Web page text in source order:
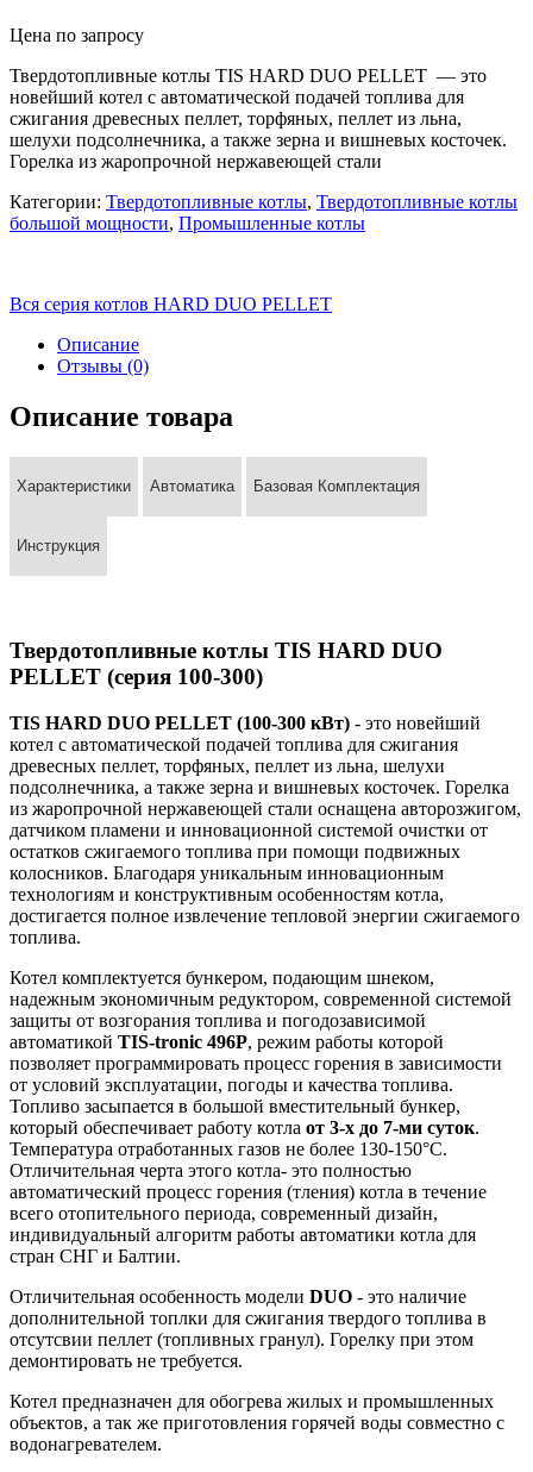
Цена по запросу
Твердотопливные котлы TIS HARD DUO PELLET — это
новейший котел с автоматической подачей топлива для
сжигания древесных пеллет, торфяных, пеллет из льна,
шелухи подсолнечника, а также зерна и вишневых косточек.
Горелка из жаропрочной нержавеющей стали
Категории: Твердотопливные котлы, Твердотопливные котлы
большой мощности, Промышленные котлы
Вся серия котлов HARD DUO PELLET
Описание
Отзывы (0)
Описание товара
Характеристики Автоматика Базовая Комплектация
Инструкция
Твердотопливные котлы TIS HARD DUO
PELLET (серия 100-300)
TIS HARD DUO PELLET (100-300 кВт) - это новейший
котел с автоматической подачей топлива для сжигания
древесных пеллет, торфяных, пеллет из льна, шелухи
подсолнечника, а также зерна и вишневых косточек. Горелка
из жаропрочной нержавеющей стали оснащена авторозжигом,
датчиком пламени и инновационной системой очистки от
остатков сжигаемого топлива при помощи подвижных
колосников. Благодаря уникальным инновационным
технологиям и конструктивным особенностям котла,
достигается полное извлечение тепловой энергии сжигаемого
топлива.
Котел комплектуется бункером, подающим шнеком,
надежным экономичным редуктором, современной системой
защиты от возгорания топлива и погодозависимой
автоматикой TIS-tronic 496P, режим работы которой
позволяет программировать процесс горения в зависимости
от условий эксплуатации, погоды и качества топлива.
Топливо засыпается в большой вместительный бункер,
который обеспечивает работу котла от 3-х до 7-ми суток.
Температура отработанных газов не более 130-150°С.
Отличительная черта этого котла- это полностью
автоматический процесс горения (тления) котла в течение
всего отопительного периода, современный дизайн,
индивидуальный алгоритм работы автоматики котла для
стран СНГ и Балтии.
Отличительная особенность модели DUO - это наличие
дополнительной топлки для сжигания твердого топлива в
отсутсвии пеллет (топливных гранул). Горелку при этом
демонтировать не требуется.
Котел предназначен для обогрева жилых и промышленных
объектов, а так же приготовления горячей воды совместно с
водонагревателем.